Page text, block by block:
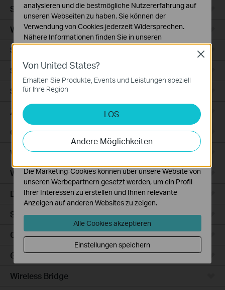
Smart Sensors
WLAN-Repeater+
Smartes Thermostat
Smart Hub
Saugroboter
Zubehör für Saugroboter
Ceiling Mount
WiFi
Wall Plate
Desktop
Switches
Outdoor
Gateways
Wireless Bridge
Von United States?
Erhalten Sie Produkte, Events und Leistungen speziell
für Ihre Region
LOS
Andere Möglichkeiten
Close
analysieren und die bestmögliche Nutzererfahrung auf
unseren Webseiten zu haben. Sie können der
Verwendung von Cookies jederzeit Widersprechen.
Nähere Informationen finden Sie in unseren
Datenschutzhinweisen.
Notwendige Cookies
Diese Cookies sind zur Funktion der Website
erforderlich und können in Ihren Systemen nicht
Analyse- und Marketing-Cookies
Analyse-Cookies ermöglichen es uns, Ihre Aktivitäten
auf unserer Website zu analysieren, um die
Funktionsweise unserer Website zu verbessern und
Die Marketing-Cookies können über unsere Website von
unseren Werbepartnern gesetzt werden, um ein Profil
Ihrer Interessen zu erstellen und Ihnen relevante
Anzeigen auf anderen Websites zu zeigen.
Alle Cookies akzeptieren
Einstellungen speichern